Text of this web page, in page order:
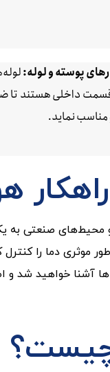
پوسته و لوله:
قسمت داخلی هستند
مناسب نماید.
محیط‌های صنعتی
موثری دما را
آشنا خواهید شد و
چیست؟